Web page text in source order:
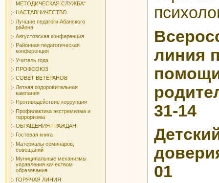
МЕТОДИЧЕСКАЯ СЛУЖБА"
НАСТАВНИЧЕСТВО
Лучшие педагоги Абанского
района
Августовская конференция
Районная педагогическая
конференция
Учитель года
ПРОФСОЮЗ
СОВЕТ ВЕТЕРАНОВ
Летняя оздоровительная
кампания
Противодействие коррупции
Профилактика экстремизма и
терроризма
ОБРАЩЕНИЯ ГРАЖДАН
Гостевая книга
Материалы семинаров,
совещаний
Муниципальные механизмы
управления качеством
образования
ГОРЯЧАЯ ЛИНИЯ
линия
31-14
01